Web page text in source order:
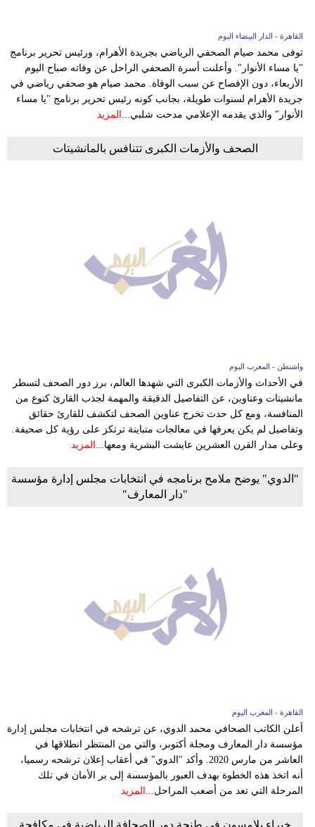
القاهرة - الدار البيضاء اليوم
توفى محمد صيام الصحفي الرياضي بجريدة الأهرام، ورئيس تحرير برنامج
"يا مساء الأنوار". وأعلنت أسرة الصحفي الراحل عن وفاته صباح اليوم
الأربعاء، دون الإفصاح عن سبب الوفاة. محمد صيام هو صحفي رياضي في
جريدة الأهرام لسنوات طويلة، بجانب كونه رئيس تحرير برنامج "يا مساء
الأنوار" والذي يقدمه الإعلامي مدحت شلبي...
المزيد
الصحف والأزمات الكبرى تتنافس بالمانشيتات
واشنطن - المغرب اليوم
في الأحداث والأزمات الكبرى التي شهدها العالم، برز دور الصحف لتسطر
مانشيتات وعناوين، عن التفاصيل الدقيقة والمهمة لجذب القارئ كنوع من
المنافسة، ومع كل حدث تخرج عناوين الصحف لتكشف للقارئ حقائق
وتفاصيل لم يكن يعرفها في معالجات متباينة ترتكز على رؤية كل صحيفة.
وعلى مدار القرن العشرين عايشت البشرية ومعها...
المزيد
"الدوي" يوضح ملامح برنامجه في انتخابات مجلس إدارة مؤسسة
"دار المعارف"
القاهرة - المغرب اليوم
أعلن الكاتب الصحافي محمد الدوي، عن ترشحه في انتخابات مجلس إدارة
مؤسسة دار المعارف ومجلة أكتوبر، والتي من المنتظر انطلاقها في
العاشر من مارس 2020. وأكد "الدوي" في أعقاب إعلان ترشحه رسميا،
أنه اتخذ هذه الخطوة بهدف العبور بالمؤسسة إلى بر الأمان في تلك
المرحلة التي تعد من أصعب المراحل... المزيد